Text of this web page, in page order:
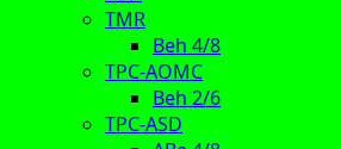
TMR
Beh 4/8
TPC-AOMC
Beh 2/6
TPC-ASD